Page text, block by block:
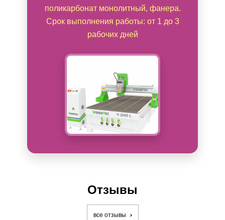
поликарбонат монолитный, фанера.
Срок выполнения работы: от 1 до 3
рабочих дней
Отзывы
все отзывы